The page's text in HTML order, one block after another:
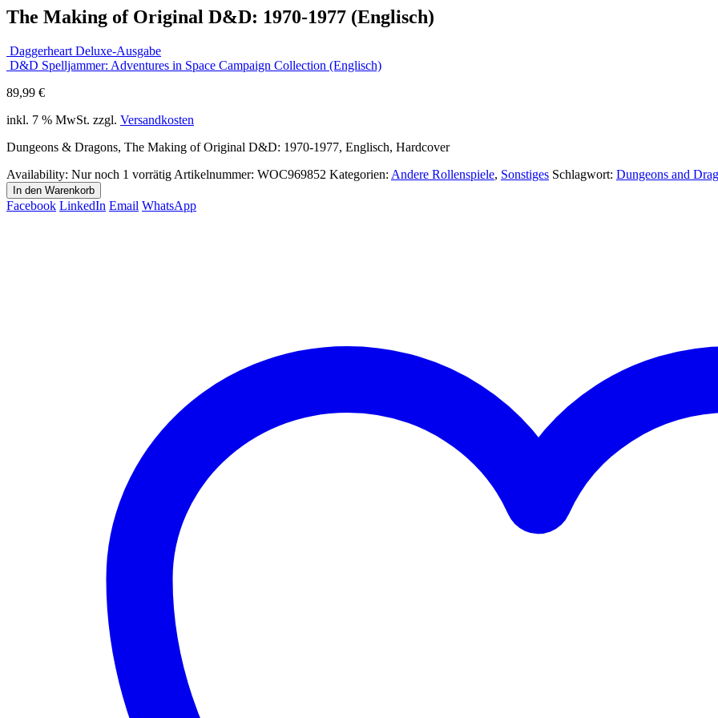
The Making of Original D&D: 1970-1977 (Englisch)
Daggerheart Deluxe-Ausgabe
D&D Spelljammer: Adventures in Space Campaign Collection (Englisch)
89,99 €
inkl. 7 % MwSt. zzgl. Versandkosten
Dungeons & Dragons, The Making of Original D&D: 1970-1977, Englisch, Hardcover
Availability: Nur noch 1 vorrätig Artikelnummer: WOC969852 Kategorien: Andere Rollenspiele, Sonstiges Schlagwort: Dungeons and
In den Warenkorb
Facebook LinkedIn Email WhatsApp